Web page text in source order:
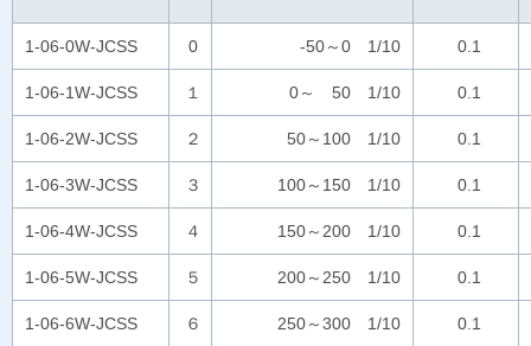
1-06-0W-JCSS 0 -50～0 1/10 0.1
1-06-1W-JCSS １ 0～ 50 1/10 0.1
1-06-2W-JCSS ２ 50～100 1/10 0.1
1-06-3W-JCSS ３ 100～150 1/10 0.1
1-06-4W-JCSS ４ 150～200 1/10 0.1
1-06-5W-JCSS ５ 200～250 1/10 0.1
1-06-6W-JCSS ６ 250～300 1/10 0.1